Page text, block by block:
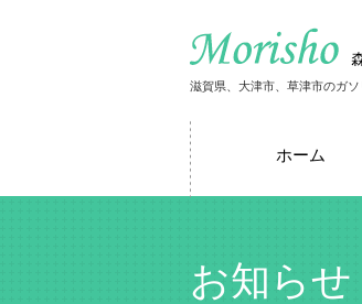
滋賀県、大津市、草津市のガ
ホーム
お知らせ